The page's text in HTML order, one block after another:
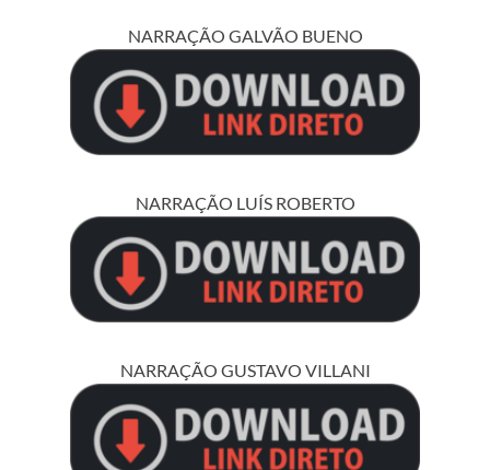
NARRAÇÃO GALVÃO BUENO
NARRAÇÃO LUÍS ROBERTO
NARRAÇÃO GUSTAVO VILLANI